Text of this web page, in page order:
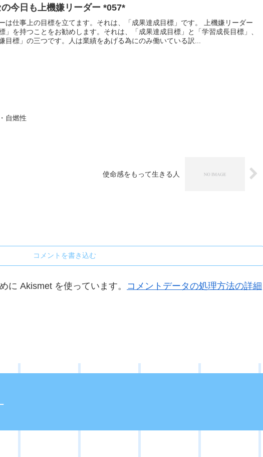
今日も上機嫌リーダー *057*
は仕事上の目標を立てます。それは、「成果達成目標」です。 上機嫌リーダー
」を持つことをお勧めします。それは、「成果達成目標」と「学習成長目標」、
目標」の三つです。人は業績をあげる為にのみ働いている訳...
自燃性
使命感をもって生きる人
コメントを書き込む
に Akismet を使っています。 コメントデータの処理方法の詳細